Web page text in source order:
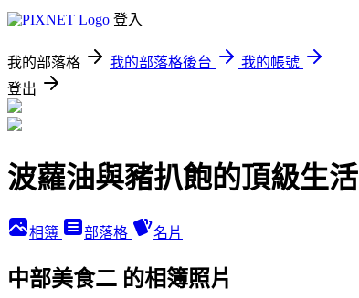
登入
我的部落格 我的部落格後台
我的帳號
登出
波蘿油與豬扒飽的頂級生活
相簿 部落格 名片
中部美食二 的相簿照片